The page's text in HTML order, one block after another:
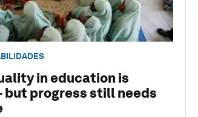
in education is
but progress still needs